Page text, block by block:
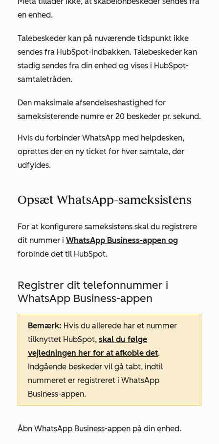
en enhed.
Talebeskeder kan på nuværende tidspunkt ikke
sendes fra HubSpot-indbakken. Talebeskeder kan
stadig sendes fra din enhed og vises i HubSpot-
samtaletråden.
Den maksimale afsendelseshastighed for
sameksisterende numre er 20 beskeder pr. sekund.
Hvis du forbinder WhatsApp med helpdesken,
oprettes der en ny ticket for hver samtale, der
udfyldes.
Opsæt WhatsApp-sameksistens
For at konfigurere sameksistens skal du registrere
dit nummer i WhatsApp Business-appen og
forbinde det til HubSpot.
Registrer dit telefonnummer i
WhatsApp Business-appen
Bemærk: Hvis du allerede har et nummer
tilknyttet HubSpot, skal du følge
vejledningen her for at afkoble det.
Indgående beskeder vil gå tabt, indtil
nummeret er registreret i WhatsApp
Business-appen.
Åbn WhatsApp Business-appen på din enhed.